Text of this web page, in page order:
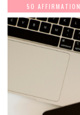
50